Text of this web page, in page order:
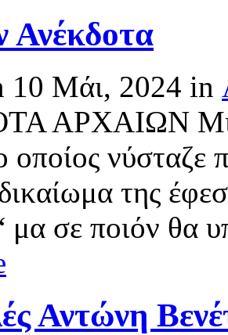
Ανέκδοτα
10 Μάι, 2024 in
ΑΡΧΑΙΩΝ Μια
οποίος νύσταζε
της
μα σε ποιόν θα
Αντώνη